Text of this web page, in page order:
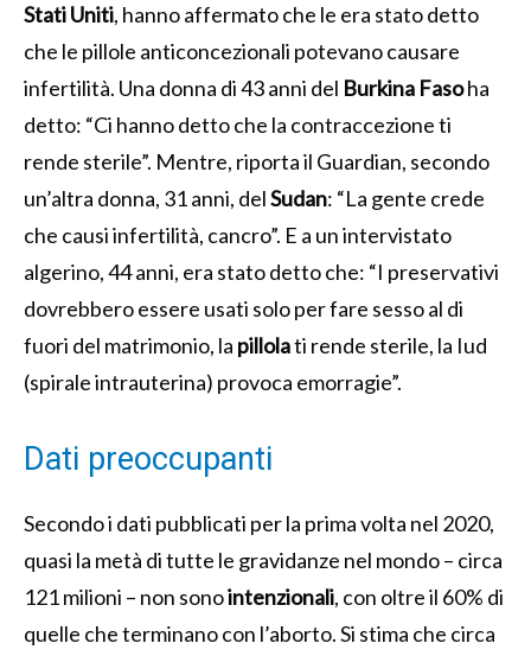
Stati Uniti, hanno affermato che le era stato detto
che le pillole anticoncezionali potevano causare
infertilità. Una donna di 43 anni del Burkina Fasoha
detto: “Ci hanno detto che la contraccezione ti
rende sterile”. Mentre, riporta il Guardian, secondo
un’altra donna, 31 anni, delSudan: “La gente crede
che causi infertilità, cancro”. E a un intervistato
algerino, 44 ​​anni, era stato detto che: “I preservativi
dovrebbero essere usati solo per fare sesso al di
fuori del matrimonio, la pillolati rende sterile, la Iud
(spirale intrauterina) provoca emorragie”.
Dati preoccupanti
Secondo i dati pubblicati per la prima volta nel 2020,
quasi la metà di tutte le gravidanze nel mondo – circa
121 milioni – non sonointenzionali, con oltre il 60% di
quelle che terminano con l’aborto. Si stima che circa